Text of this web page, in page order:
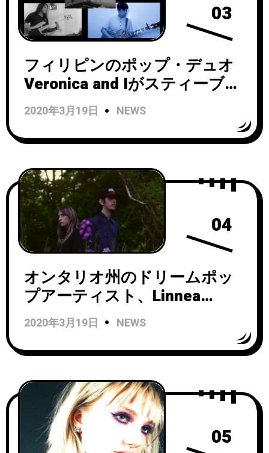
03
フィリピンのポップ・デュオ
Veronica and Iがスティーブ・
モリスとニュー・オーダーの
ジリアン・ギルバートの2人に
よるユニットThe Other Twoの
ートセッション映像を公開！
2020年3月19日 NEWS
04
オンタリオ州のドリームポッ
プアーティスト、Linnea
Siggelkowによるプロジェクト
EllisがChastityをフィーチャー
した「hell (Feat. Chastity)」
2020年3月19日 NEWS
05